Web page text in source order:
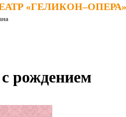
«ГЕЛИКОН–ОПЕРА»
«ГЕЛИКОН–ОПЕРА»
рождением